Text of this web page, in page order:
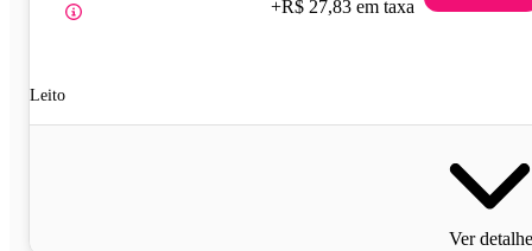
Leito
+R$ 27,83 em taxa
Ver